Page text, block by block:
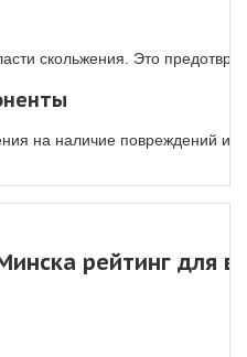
скольжения. Это
на наличие повреждений и
рейтинг для